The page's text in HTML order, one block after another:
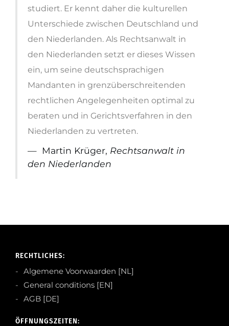
studiert. Er kennt daher die kulturellen
Unterschiede zwischen Deutschland und
den Niederlanden. Als Rechtsanwalt in
den Niederlanden setzt er dieses Wissen
ein, um seine deutschsprachigen
Mandanten in grenzüberschreitenden
rechtlichen Angelegenheiten optimal zu
beraten und in Gerichtsverfahren in den
Niederlanden zu vertreten.
Martin Krüger, Rechtsanwalt in
den Niederlanden
RECHTLICHES:
Algemene Voorwaarden [NL]
General conditions [EN]
AGB [DE]
ÖFFNUNGSZEITEN: